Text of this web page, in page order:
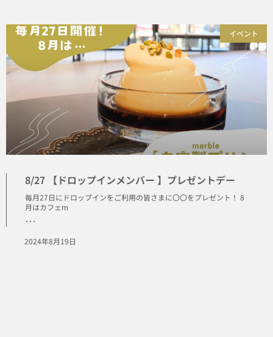
イベント
8/27 【ドロップインメンバー 】プレゼントデー
毎月27日にドロップインをご利用の皆さまに〇〇をプレゼント！ 8
月はカフェm
･･･
2024年8月19日